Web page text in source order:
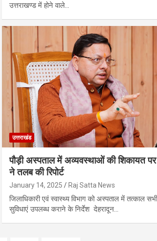
उत्तराखण्ड में होने वाले…
उत्तराखंड
पौड़ी अस्पताल में अव्यवस्थाओं की शिकायत
ने तलब की रिपोर्ट
January 14, 2025 Raj Satta News
जिलाधिकारी एवं स्वास्थ्य विभाग को अस्पताल में तत्काल सभी
सुविधाएं उपलब्ध कराने के निर्देश देहरादून…